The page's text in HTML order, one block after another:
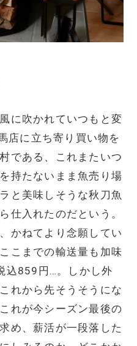
に吹かれていつもと変
店に立ち寄り買い物を
である、これまたいつ
持たないまま魚売り場
と美味しそうな秋刀魚
仕入れたのだという。
かねてより念願してい
こまでの輸送量も加味
込859円…。しかし外
れから先そうそうにな
れが今シーズン最後の
め、薪活が一段落した